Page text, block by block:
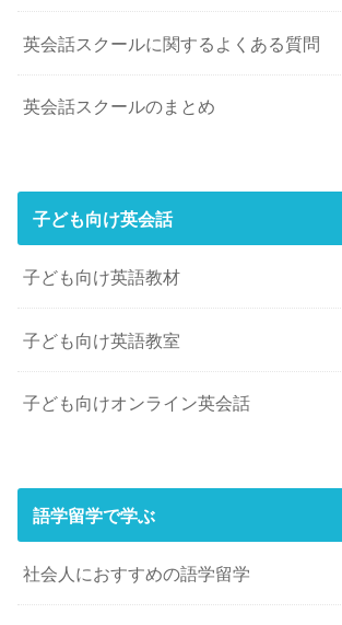
英会話スクールに関するよくある質問
英会話スクールのまとめ
子ども向け英会話
子ども向け英語教材
子ども向け英語教室
子ども向けオンライン英会話
語学留学で学ぶ
社会人におすすめの語学留学